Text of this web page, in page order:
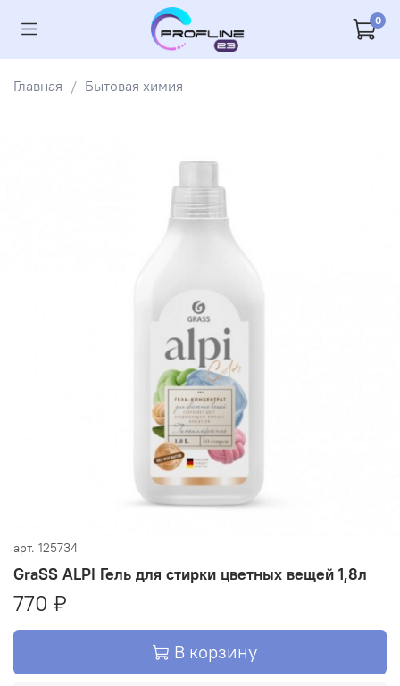
0
Главная Бытовая химия
арт. 125734
GraSS ALPI Гель для стирки цветных вещей 1,8л
770 ₽
В корзину